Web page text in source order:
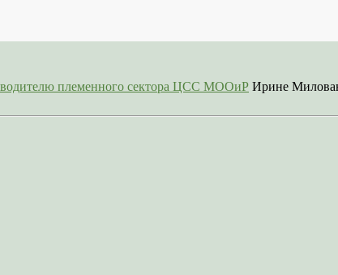
племенного сектора ЦСС МООиР Ирине